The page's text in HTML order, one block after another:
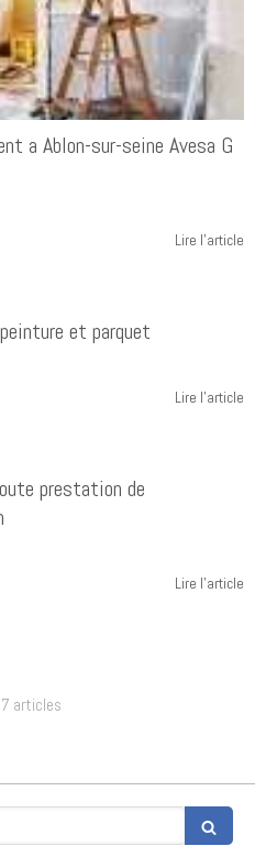
a Ablon-sur-seine Avesa G
Lire l'article
et parquet
Lire l'article
prestation de
Lire l'article
7 articles